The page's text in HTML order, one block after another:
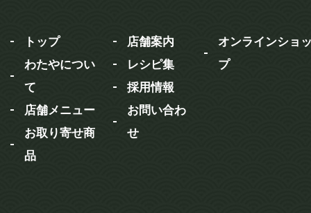
トップ
わたやについ
て
店舗メニュー
お取り寄せ商
品
店舗案内
レシピ集
採用情報
お問い合わ
せ
オンラインショ
プ